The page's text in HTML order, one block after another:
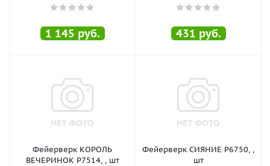
1 145 руб. 431 руб.
Фейерверк КОРОЛЬ
ВЕЧЕРИНОК Р7514, , шт
Фейерверк СИЯНИЕ Р6750, ,
шт